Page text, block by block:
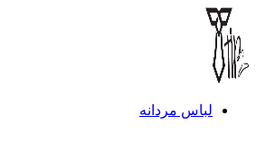
لباس مردانه